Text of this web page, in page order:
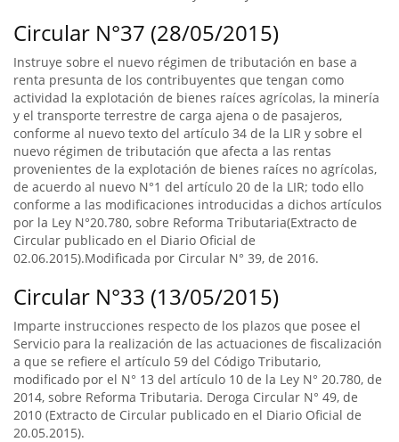
Circular N°37 (28/05/2015)
Instruye sobre el nuevo régimen de tributación en base a
renta presunta de los contribuyentes que tengan como
actividad la explotación de bienes raíces agrícolas, la minería
y el transporte terrestre de carga ajena o de pasajeros,
conforme al nuevo texto del artículo 34 de la LIR y sobre el
nuevo régimen de tributación que afecta a las rentas
provenientes de la explotación de bienes raíces no agrícolas,
de acuerdo al nuevo N°1 del artículo 20 de la LIR; todo ello
conforme a las modificaciones introducidas a dichos artículos
por la Ley N°20.780, sobre Reforma Tributaria(Extracto de
Circular publicado en el Diario Oficial de
02.06.2015).Modificada por Circular N° 39, de 2016.
Circular N°33 (13/05/2015)
Imparte instrucciones respecto de los plazos que posee el
Servicio para la realización de las actuaciones de fiscalización
a que se refiere el artículo 59 del Código Tributario,
modificado por el N° 13 del artículo 10 de la Ley N° 20.780, de
2014, sobre Reforma Tributaria. Deroga Circular N° 49, de
2010 (Extracto de Circular publicado en el Diario Oficial de
20.05.2015).